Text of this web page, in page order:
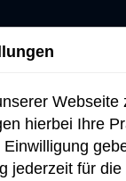
hierbei Ihre
jederzeit für